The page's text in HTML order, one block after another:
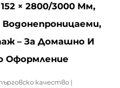
× 2800/3000 Мм,
– За Домашно И
Оформление
качество |